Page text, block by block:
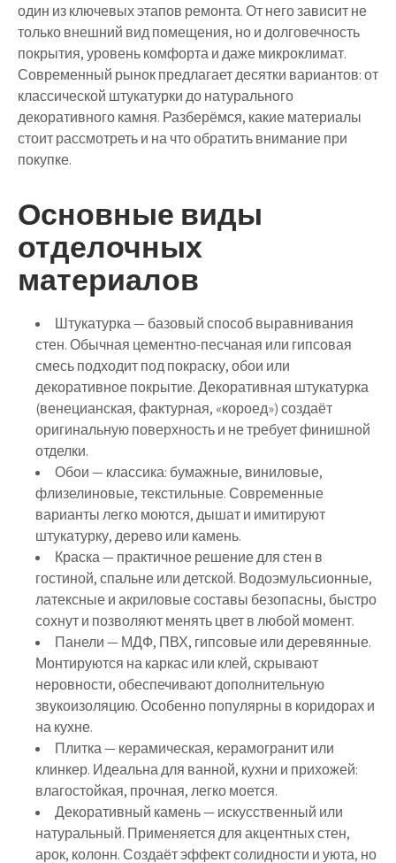
один из ключевых этапов ремонта. От него зависит не
только внешний вид помещения, но и долговечность
покрытия, уровень комфорта и даже микроклимат.
Современный рынок предлагает десятки вариантов: от
классической штукатурки до натурального
декоративного камня. Разберёмся, какие материалы
стоит рассмотреть и на что обратить внимание при
покупке.
Основные виды
отделочных
материалов
Штукатурка— базовый способ выравнивания
стен. Обычная цементно-песчаная или гипсовая
смесь подходит под покраску, обои или
декоративное покрытие. Декоративная штукатурка
(венецианская, фактурная, «короед») создаёт
оригинальную поверхность и не требует финишной
отделки.
Обои— классика: бумажные, виниловые,
флизелиновые, текстильные. Современные
варианты легко моются, дышат и имитируют
штукатурку, дерево или камень.
Краска— практичное решение для стен в
гостиной, спальне или детской. Водоэмульсионные,
латексные и акриловые составы безопасны, быстро
сохнут и позволяют менять цвет в любой момент.
Панели— МДФ, ПВХ, гипсовые или деревянные.
Монтируются на каркас или клей, скрывают
неровности, обеспечивают дополнительную
звукоизоляцию. Особенно популярны в коридорах и
на кухне.
Плитка— керамическая, керамогранит или
клинкер. Идеальна для ванной, кухни и прихожей:
влагостойкая, прочная, легко моется.
Декоративный камень— искусственный или
натуральный. Применяется для акцентных стен,
арок, колонн. Создаёт эффект солидности и уюта, но